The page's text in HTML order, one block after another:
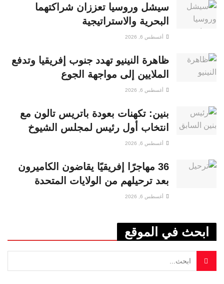
سيشل وروسيا تعززان شراكتهما
البحرية والاستراتيجية
أغسطس 6, 2026
ظاهرة النينيو تهدد جنوب إفريقيا وتدفع
الملايين إلى مواجهة الجوع
أغسطس 6, 2026
بنين: تكهنات بعودة باتريس تالون مع
انتخاب أول رئيس لمجلس الشيوخ
أغسطس 6, 2026
36 مهاجرًا إفريقيًا يقاضون الكاميرون
بعد ترحيلهم من الولايات المتحدة
أغسطس 6, 2026
ابحث في الموقع